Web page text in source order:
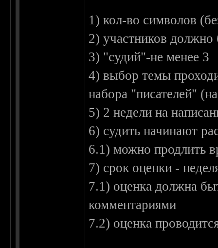
1) кол-во символов
2) участников должно
3) "судий"-не менее 3
4) выбор темы
набора "писателей"
5) 2 недели на
6) судить начинают
6.1) можно продлить
7) срок оценки -
7.1) оценка должна
комментариями
7.2) оценка